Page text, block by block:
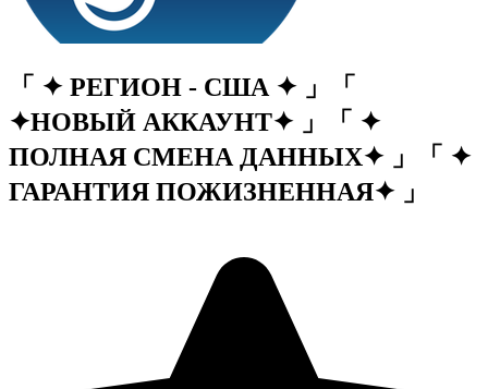
「 ✦ РЕГИОН - США ✦ 」「
✦НОВЫЙ АККАУНТ✦ 」「 ✦
ПОЛНАЯ СМЕНА ДАННЫХ✦ 」「 ✦
ГАРАНТИЯ ПОЖИЗНЕННАЯ✦ 」